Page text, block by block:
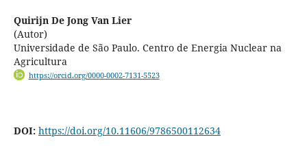
Quirijn De Jong Van Lier
(Autor)
Universidade de São Paulo. Centro de Energia Nuclear na
Agricultura
https://orcid.org/0000-0002-7131-5523
DOI: https://doi.org/10.11606/9786500112634